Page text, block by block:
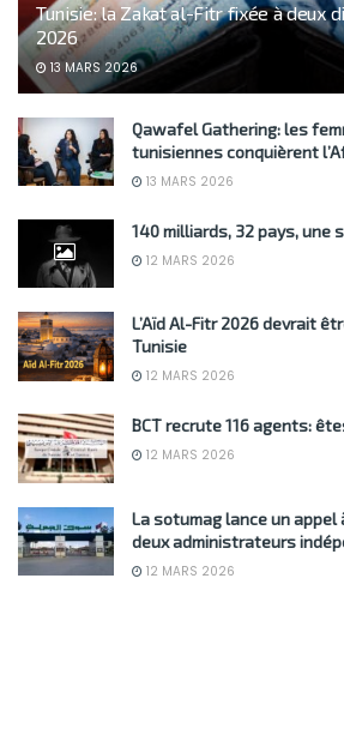
Tunisie: la Zakat al-Fitr fixée à deux
2026
13 MARS 2026
Qawafel Gathering: les
tunisiennes conquièrent
13 MARS 2026
140 milliards, 32 pays, une
12 MARS 2026
L’Aïd Al-Fitr 2026 devrait
Tunisie
12 MARS 2026
BCT recrute 116 agents:
12 MARS 2026
La sotumag lance un
deux administrateurs
12 MARS 2026